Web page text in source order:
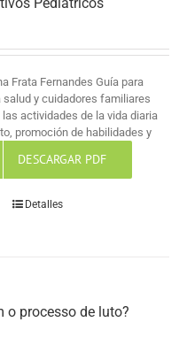
Frata Fernandes Guía para
y cuidadores familiares
actividades de la vida diaria
promoción de habilidades y
DESCARGAR PDF
Detalles
o processo de luto?